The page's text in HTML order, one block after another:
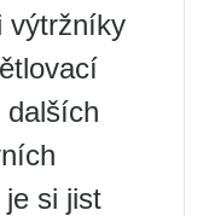
výtržníky
dalších
si jist